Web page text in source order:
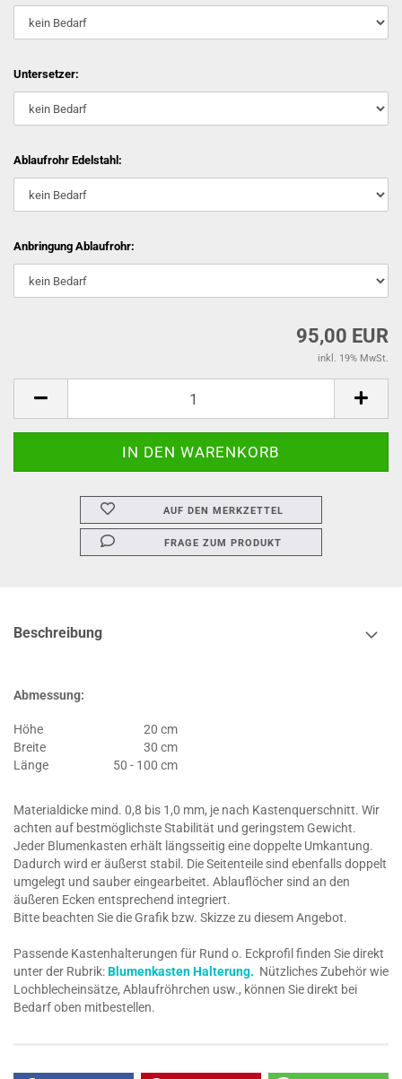
Untersetzer:
Ablaufrohr Edelstahl:
Anbringung Ablaufrohr:
95,00 EUR
inkl. 19% MwSt.
AUF DEN MERKZETTEL
FRAGE ZUM PRODUKT
Beschreibung
Abmessung:
Höhe
20 cm
Breite
30 cm
Länge
50 - 100 cm
Materialdicke mind. 0,8 bis 1,0 mm, je nach Kastenquerschnitt. Wir
achten auf bestmöglichste Stabilität und geringstem Gewicht.
Jeder Blumenkasten erhält längsseitig eine doppelte Umkantung.
Dadurch wird er äußerst stabil. Die Seitenteile sind ebenfalls doppelt
umgelegt und sauber eingearbeitet. Ablauflöcher sind an den
äußeren Ecken entsprechend integriert.
Bitte beachten Sie die Grafik bzw. Skizze zu diesem Angebot.
Passende Kastenhalterungen für Rund o. Eckprofil finden Sie direkt
unter der Rubrik:Blumenkasten Halterung. Nützliches Zubehör wie
Lochblecheinsätze, Ablaufröhrchen usw., können Sie direkt bei
Bedarf oben mitbestellen.